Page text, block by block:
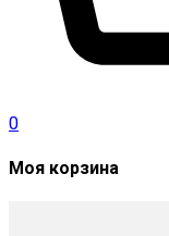
0
Моя корзина